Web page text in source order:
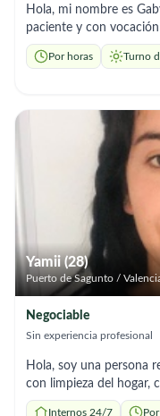
Hola, mi nombre es
paciente y con
cuidado de adultos
caracterizo por mi alto
asistencia en
de cada abuelo. Si
Por horas Turno
Yamii (28)
Puerto de Sagunto /
Negociable
Sin experiencia profesional
Hola, soy una persona
con limpieza del hogar,
personas mayores y
Internos 24/7